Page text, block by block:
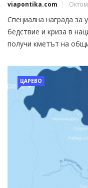
viapontika.com
Специална награда за
бедствие и криза в
получи кметът на
ЦАРЕВО